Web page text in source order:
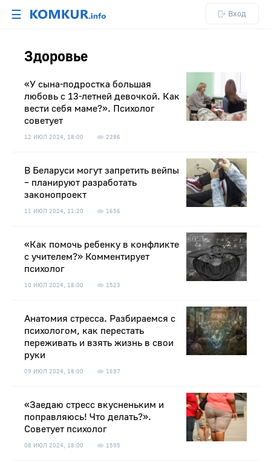
☰ Вход
Здоровье
«У сына-подростка большая
любовь с 13-летней девочкой. Как
вести себя маме?». Психолог
советует
12 ИЮЛ 2024, 18:00 2286
В Беларуси могут запретить вейпы
– планируют разработать
законопроект
11 ИЮЛ 2024, 11:20 1656
«Как помочь ребенку в конфликте
с учителем?» Комментирует
психолог
10 ИЮЛ 2024, 18:00 1523
Анатомия стресса. Разбираемся с
психологом, как перестать
переживать и взять жизнь в свои
руки
09 ИЮЛ 2024, 18:00 1697
«Заедаю стресс вкусненьким и
поправляюсь! Что делать?».
Советует психолог
08 ИЮЛ 2024, 18:00 1595